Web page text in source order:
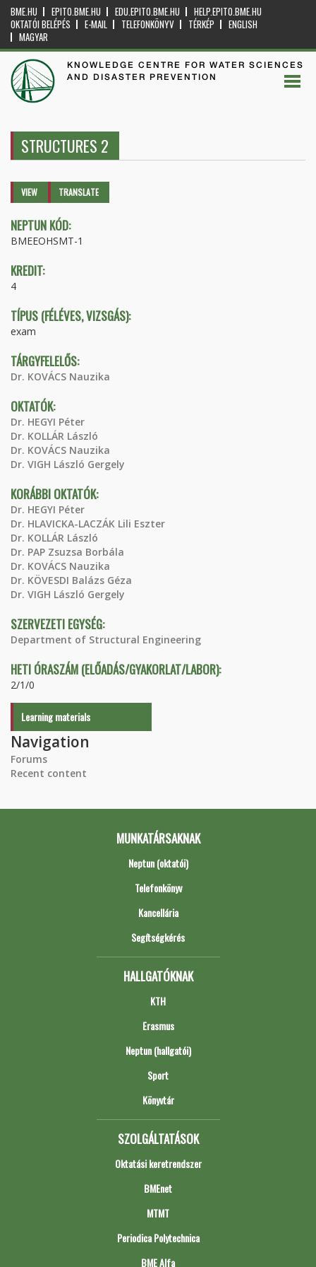
BME.HU EPITO.BME.HU EDU.EPITO.BME.HU
HELP.EPITO.BME.HU
OKTATÓI BELÉPÉS
E-MAIL TELEFONKÖNYV TÉRKÉP
ENGLISH
MAGYAR
KNOWLEDGE CENTRE FOR WATER SCIENCES
AND DISASTER PREVENTION
STRUCTURES 2
Primary tabs
VIEW (ACTIVETRANSLATE
NEPTUN KÓD:
BMEEOHSMT-1
KREDIT:
4
TÍPUS (FÉLÉVES, VIZSGÁS):
exam
TÁRGYFELELŐS:
Dr. KOVÁCS Nauzika
OKTATÓK:
Dr. HEGYI Péter
Dr. KOLLÁR László
Dr. KOVÁCS Nauzika
Dr. VIGH László Gergely
KORÁBBI OKTATÓK:
Dr. HEGYI Péter
Dr. HLAVICKA-LACZÁK Lili Eszter
Dr. KOLLÁR László
Dr. PAP Zsuzsa Borbála
Dr. KOVÁCS Nauzika
Dr. KÖVESDI Balázs Géza
Dr. VIGH László Gergely
SZERVEZETI EGYSÉG:
Department of Structural Engineering
HETI ÓRASZÁM (ELŐADÁS/GYAKORLAT/LABOR):
2/1/0
Learning materials
Navigation
Forums
Recent content
MUNKATÁRSAKNAK
Neptun (oktatói)
Telefonkönyv
Kancellária
Segítségkérés
HALLGATÓKNAK
KTH
Erasmus
Neptun (hallgatói)
Sport
Könyvtár
SZOLGÁLTATÁSOK
Oktatási keretrendszer
BMEnet
MTMT
Periodica Polytechnica
BME Alfa